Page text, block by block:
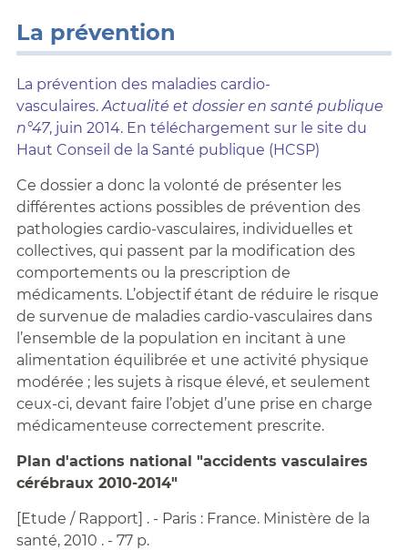
La prévention
La prévention des maladies cardio-
vasculaires.Actualité et dossier en santé publique
n°47, juin 2014. En téléchargement sur le site du
Haut Conseil de la Santé publique (HCSP)
Ce dossier a donc la volonté de présenter les
différentes actions possibles de prévention des
pathologies cardio-vasculaires, individuelles et
collectives, qui passent par la modification des
comportements ou la prescription de
médicaments. L’objectif étant de réduire le risque
de survenue de maladies cardio-vasculaires dans
l’ensemble de la population en incitant à une
alimentation équilibrée et une activité physique
modérée ; les sujets à risque élevé, et seulement
ceux-ci, devant faire l’objet d’une prise en charge
médicamenteuse correctement prescrite.
Plan d'actions national "accidents vasculaires
cérébraux 2010-2014"
[Etude / Rapport] . - Paris : France. Ministère de la
santé, 2010 . - 77 p.